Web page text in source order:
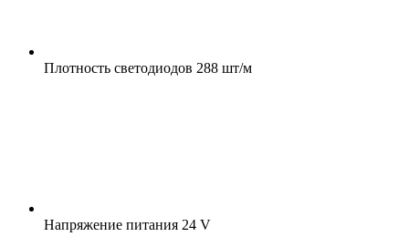
Плотность светодиодов 288 шт/м
Напряжение питания 24 V